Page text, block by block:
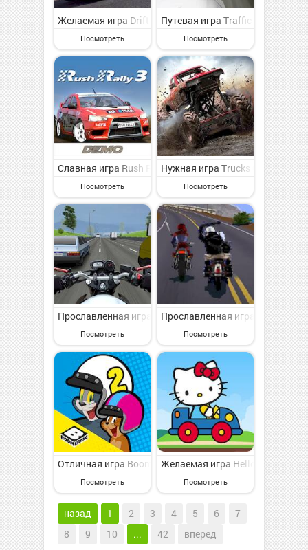
Желаемая игра Drift Hunters на Андроид -
Посмотреть
Путевая игра Traffic Motos 2
Посмотреть
Славная игра Rush Rally 3 Demo на Андроид -
Посмотреть
Нужная игра Trucks Off Road
Посмотреть
Прославленная игра Traffic Motos на Андроид -
Посмотреть
Прославленная игра Road
Посмотреть
Отличная игра Boomerang: Мультяшные гонки 2 на
Посмотреть
Желаемая игра Hello Kitty игры
Посмотреть
назад 1 2 3 4 5 6
7
8
9 10 ... 42 вперед